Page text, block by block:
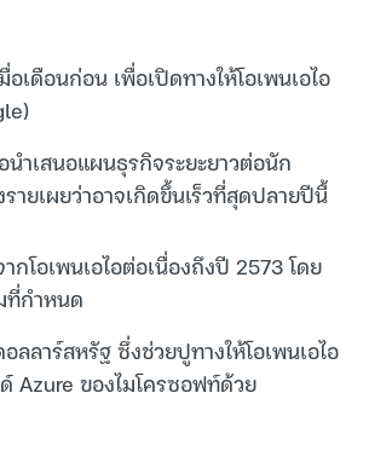
ดือนก่อน เพื่อเปิดทางให้โอเพนเอไอ
นำเสนอแผนธุรกิจระยะยาวต่อนัก
ยเผยว่าอาจเกิดขึ้นเร็วที่สุดปลายปีนี้
โอเพนเอไอต่อเนื่องถึงปี 2573 โดย
ที่กำหนด
ลาร์สหรัฐ ซึ่งช่วยปูทางให้โอเพนเอไอ
Azure ของไมโครซอฟท์ด้วย